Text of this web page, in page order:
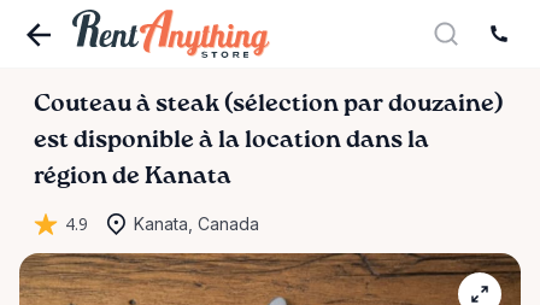
Couteau à steak (sélection par douzaine)
est disponible à la location dans la
région de Kanata
4.9 Kanata, Canada